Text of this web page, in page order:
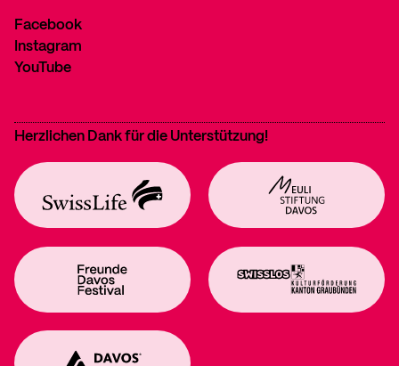
Facebook
Instagram
YouTube
Herzlichen Dank für die Unterstützung!